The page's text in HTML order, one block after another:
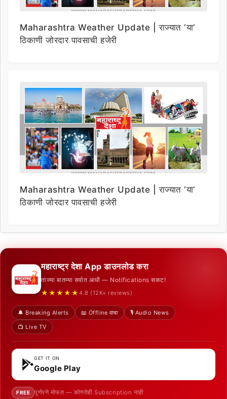
Maharashtra Weather Update | राज्यात ‘या’
ठिकाणी जोरदार पावसाची हजेरी
Maharashtra Weather Update | राज्यात ‘या’
ठिकाणी जोरदार पावसाची हजेरी
महाराष्ट्र देशा App डाउनलोड करा
ताज्या बातम्या सर्वात आधी — Notifications सकट!
★★★★★ 4.8 (12K+ reviews)
🔔 Breaking Alerts 📖 Offline वाचा
🎙️ Audio News
📺 Live TV
GET IT ON
Google Play
FREE पूर्णपणे मोफत — कोणतेही Subscription नाही